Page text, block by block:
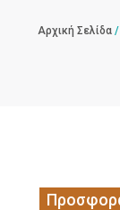
Αρχική Σελίδα